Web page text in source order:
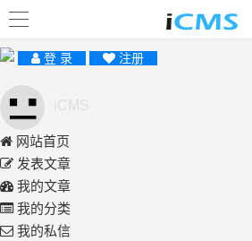
登 录 注册
网站首页
发表文章
我的文章
我的分类
我的私信